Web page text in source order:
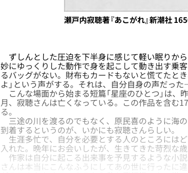
瀬戸内寂聴著『あこがれ』新潮社
ずしんとした圧迫を下半身に感じて軽い眠りから
妙にゆっくりした動作で身を起こして動き出す乗
るバッグがない。財布もカードもないと慌てたと
よ」という声がする。それは、自分自身の声だっ
こんな場面から始まる短篇「星座のひとつ」は、
月、寂聴さんは亡くなっている。この作品を含む
る。
三途の川を渡るのでもなく、原民喜のように海
到着するというのが、いかにも寂聴さんらしい。
生涯多忙で、自分を必要とする人のところには
入れた。晩年にお会いしたが、生きてきた苛烈な
作家は自分に起こる出来事を予見するような小
さんは本当にこんなふうにしてあの世に行ったに